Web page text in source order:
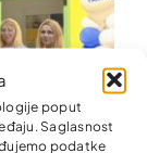
poput
Saglasnost
podatke